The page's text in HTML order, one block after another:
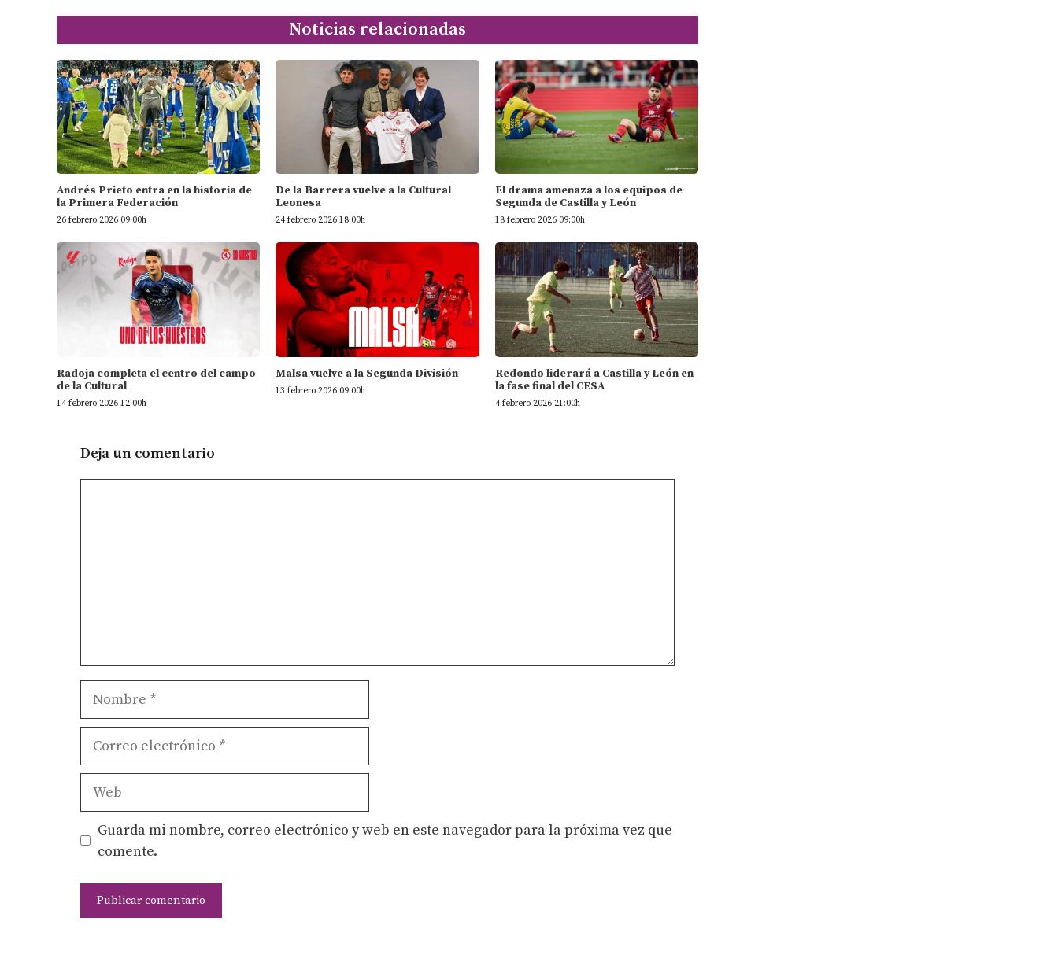
Noticias relacionadas
Andrés Prieto entra en la historia de
la Primera Federación
26 febrero 2026 09:00h
De la Barrera vuelve a la Cultural
Leonesa
24 febrero 2026 18:00h
El drama amenaza a los equipos de
Segunda de Castilla y León
18 febrero 2026 09:00h
Radoja completa el centro del campo
de la Cultural
14 febrero 2026 12:00h
Malsa vuelve a la Segunda División
13 febrero 2026 09:00h
Redondo liderará a Castilla y León en
la fase final del CESA
4 febrero 2026 21:00h
Deja un comentario
Nombre
Correo
Web
Guarda mi nombre, correo electrónico y web en este navegador para la próxima vez que
comente.